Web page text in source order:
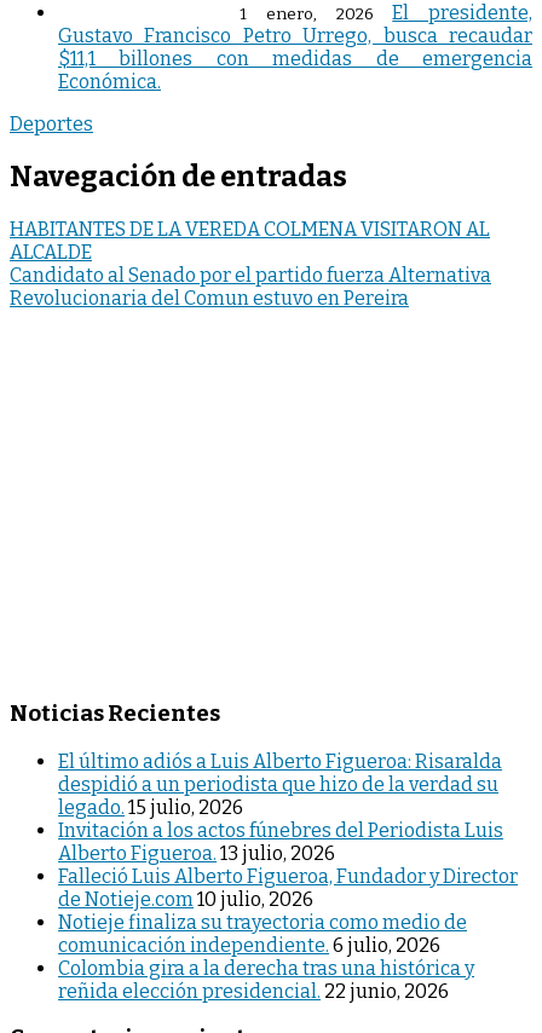
1 enero, 2026
El presidente,
Gustavo Francisco Petro Urrego, busca recaudar
$11,1 billones con medidas de emergencia
Económica.
Deportes
Navegación de entradas
HABITANTES DE LA VEREDA COLMENA VISITARON AL
ALCALDE
Candidato al Senado por el partido fuerza Alternativa
Revolucionaria del Comun estuvo en Pereira
Noticias Recientes
El último adiós a Luis Alberto Figueroa: Risaralda
despidió a un periodista que hizo de la verdad su
legado. 15 julio, 2026
Invitación a los actos fúnebres del Periodista Luis
Alberto Figueroa. 13 julio, 2026
Falleció Luis Alberto Figueroa, Fundador y Director
de Notieje.com 10 julio, 2026
Notieje finaliza su trayectoria como medio de
comunicación independiente. 6 julio, 2026
Colombia gira a la derecha tras una histórica y
reñida elección presidencial. 22 junio, 2026